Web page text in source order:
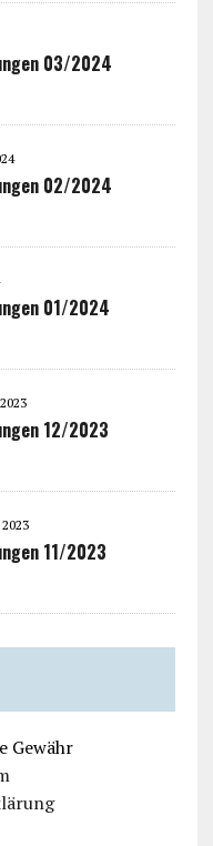
03/2024
02/2024
01/2024
12/2023
11/2023
Gewähr